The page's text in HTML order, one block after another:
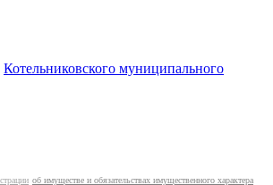
Котельниковского муниципального
об имуществе и обязательствах имущественного характера